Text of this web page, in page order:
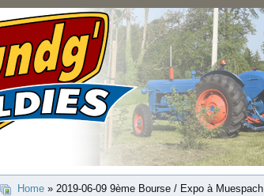
Home » 2019-06-09 9ème Bourse / Expo à Muespach